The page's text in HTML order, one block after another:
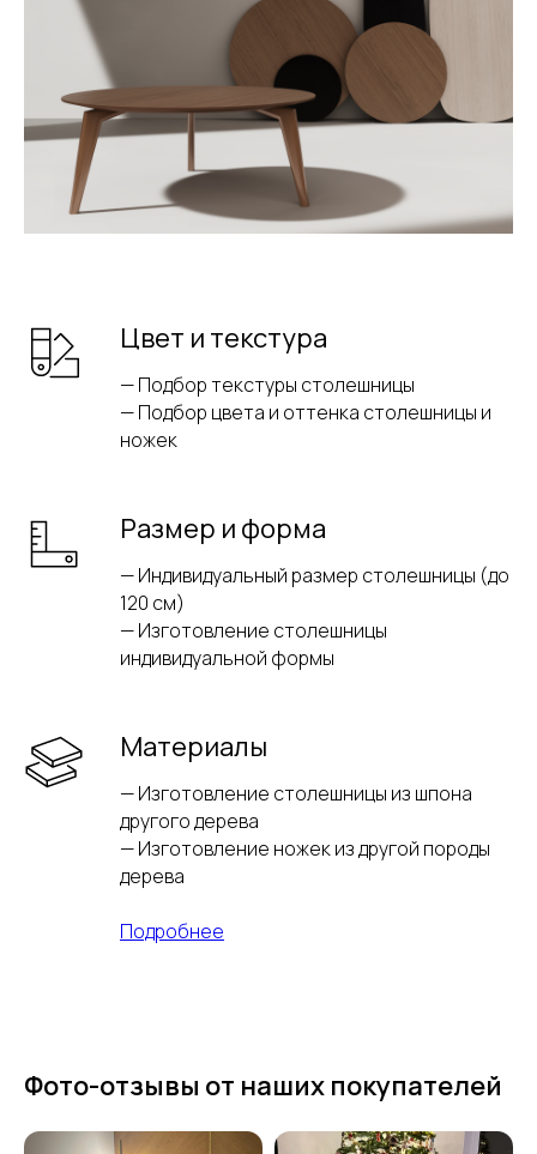
Цвет и текстура
— Подбор текстуры столешницы
— Подбор цвета и оттенка столешницы и
ножек
Размер и форма
— Индивидуальный размер столешницы (до
120 см)
— Изготовление столешницы
индивидуальной формы
Материалы
— Изготовление столешницы из шпона
другого дерева
— Изготовление ножек из другой породы
дерева
Подробнее
Фото-отзывы от наших покупателей